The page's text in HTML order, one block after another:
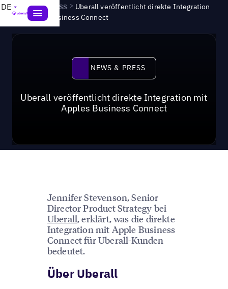
DE News & Press > Uberall veröffentlicht direkte Integration
mit Apples Business Connect
News & Press
NEWS & PRESS
Uberall veröffentlicht direkte Integration mit
Apples Business Connect
Jennifer Stevenson, Senior
Director Product Strategy bei
Uberall, erklärt, was die direkte
Integration mit Apple Business
Connect für Uberall-Kunden
bedeutet.
Über Uberall